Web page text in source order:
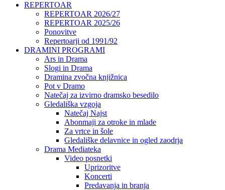
REPERTOAR
REPERTOAR 2026/27
REPERTOAR 2025/26
Ponovitve
Repertoarji od 1991/92
DRAMINI PROGRAMI
Ars in Drama
Slogi in Drama
Dramina zvočna knjižnica
Pot v Dramo
Natečaj za izvirno dramsko besedilo
Gledališka vzgoja
Natečaj Najst
Abonmaji za otroke in mlade
Za vrtce in šole
Gledališke delavnice in ogled zaodrja
Drama Mediateka
Video posnetki
Uprizoritve
Koncerti
Predavanja in branja